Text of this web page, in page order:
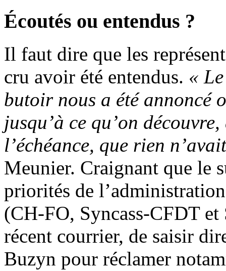
Écoutés ou entendus ?
Il faut dire que les
cru avoir été entendus. «
butoir nous a été annoncé
jusqu’à ce qu’on
l’échéance, que rien
Meunier. Craignant que le
priorités de
(CH-FO, Syncass-CFDT
récent courrier, de saisir
Buzyn pour réclamer